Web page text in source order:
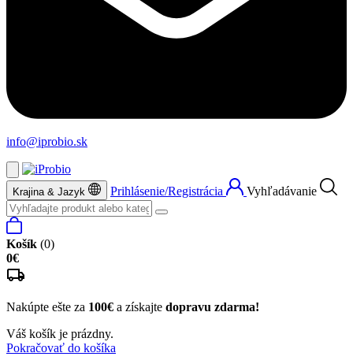
info@iprobio.sk
Krajina & Jazyk Prihlásenie/Registrácia Vyhľadávanie
Košík (0)
0€
Nakúpte ešte za 100€ a získajte dopravu zdarma!
Váš košík je prázdny.
Pokračovať do košíka